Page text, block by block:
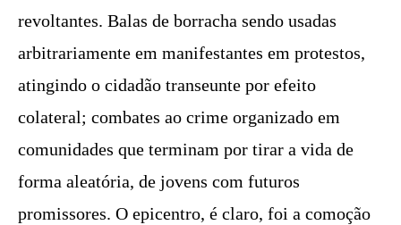
revoltantes. Balas de borracha sendo usadas
arbitrariamente em manifestantes em protestos,
atingindo o cidadão transeunte por efeito
colateral; combates ao crime organizado em
comunidades que terminam por tirar a vida de
forma aleatória, de jovens com futuros
promissores. O epicentro, é claro, foi a comoção